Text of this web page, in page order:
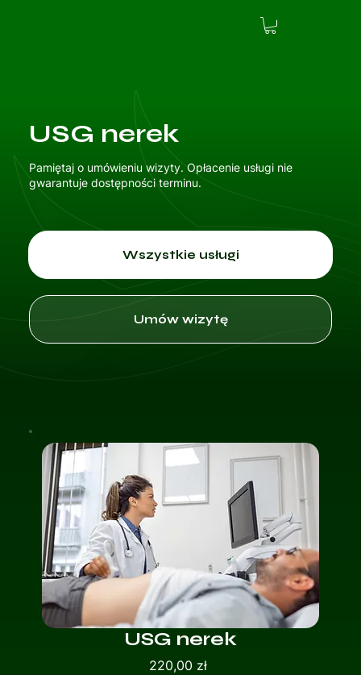
USG nerek
Pamiętaj o umówieniu wizyty. Opłacenie usługi nie
gwarantuje dostępności terminu.
Wszystkie usługi
Umów wizytę
USG nerek
220,00 złCena